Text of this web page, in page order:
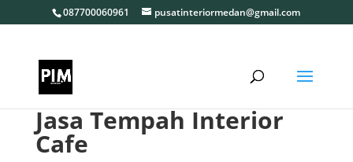
087700060961 pusatinteriormedan@gmail.com
Jasa Tempah Interior
Cafe